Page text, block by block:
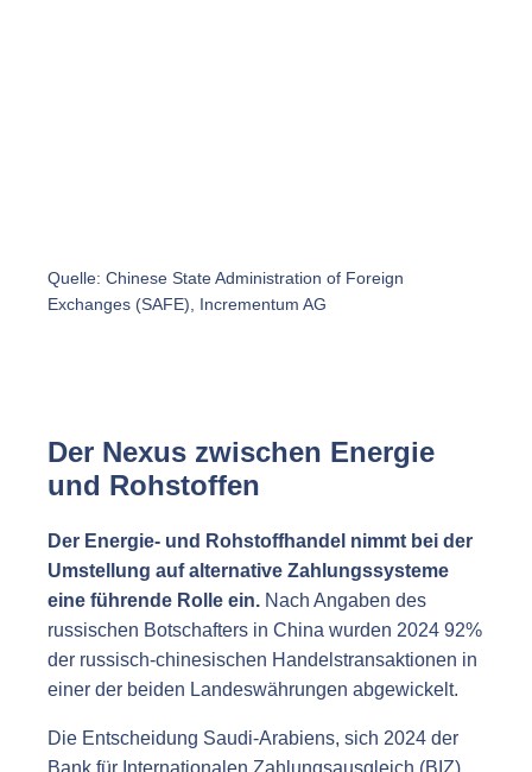
Quelle: Chinese State Administration of Foreign
Exchanges (SAFE), Incrementum AG
Der Nexus zwischen Energie
und Rohstoffen
Der Energie- und Rohstoffhandel nimmt bei der
Umstellung auf alternative Zahlungssysteme
eine führende Rolle ein. Nach Angaben des
russischen Botschafters in China wurden 2024 92%
der russisch-chinesischen Handelstransaktionen in
einer der beiden Landeswährungen abgewickelt.
Die Entscheidung Saudi-Arabiens, sich 2024 der
Bank für Internationalen Zahlungsausgleich (BIZ)